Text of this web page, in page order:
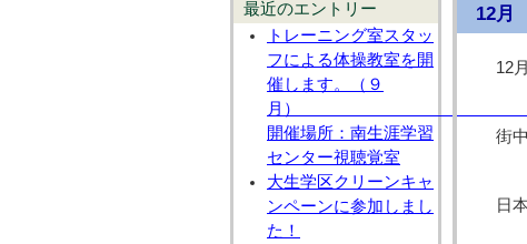
最近のエントリー
トレーニング室スタッ
フによる体操教室を開
催します。（９
開催場所：南生涯学習
センター視聴覚室
大生学区クリーンキャ
ンペーンに参加しまし
た！
12月
12
街
日